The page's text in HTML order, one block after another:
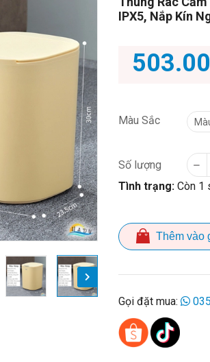
IPX5, Nắp Kín
Màu Sắc
Số lượng
Tình trạng: Còn 1
Thêm vào
Gọi đặt mua: